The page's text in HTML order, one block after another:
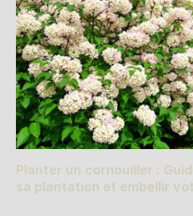
Planter un cornouiller :
sa plantation et embellir